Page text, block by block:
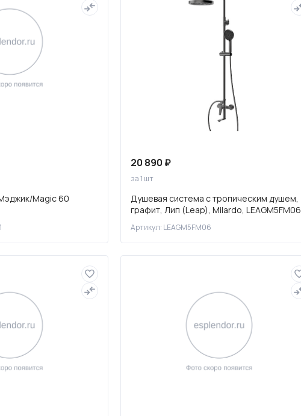
Magic 60
20 890 ₽
за 1 шт
Душевая система с тропическим душем,
графит, Лип (Leap), Milardo, LEAGM5FM06
Артикул: LEAGM5FM06